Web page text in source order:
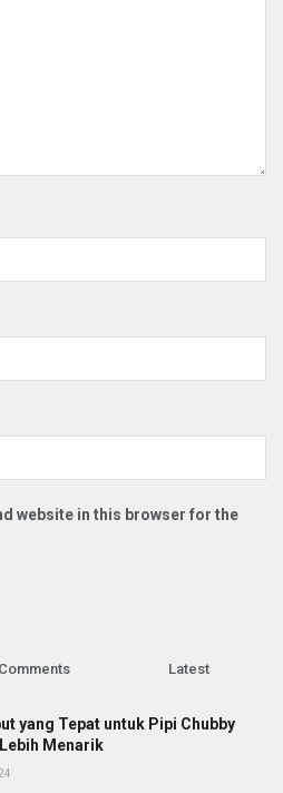
website in this browser for the
Comments Latest
yang Tepat untuk Pipi Chubby
Menarik